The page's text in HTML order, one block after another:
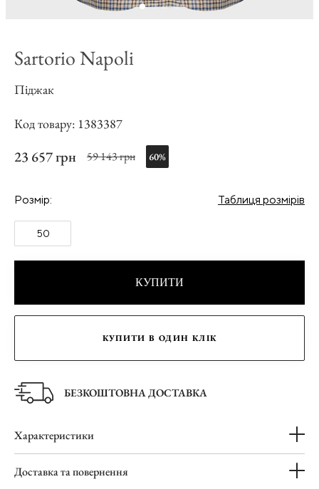
Sartorio Napoli
Піджак
Код товару: 1383387
23 657 грн 59 143 грн 60%
Розмір: Таблиця розмірів
50
КУПИТИ
КУПИТИ В ОДИН КЛІК
БЕЗКОШТОВНА ДОСТАВКА
Характеристики
Доставка та повернення